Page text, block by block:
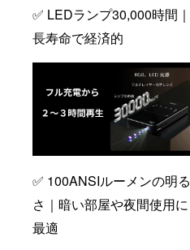
✅ LEDランプ30,000時間｜
長寿命で経済的
✅ 100ANSIルーメンの明る
さ｜暗い部屋や夜間使用に
最適